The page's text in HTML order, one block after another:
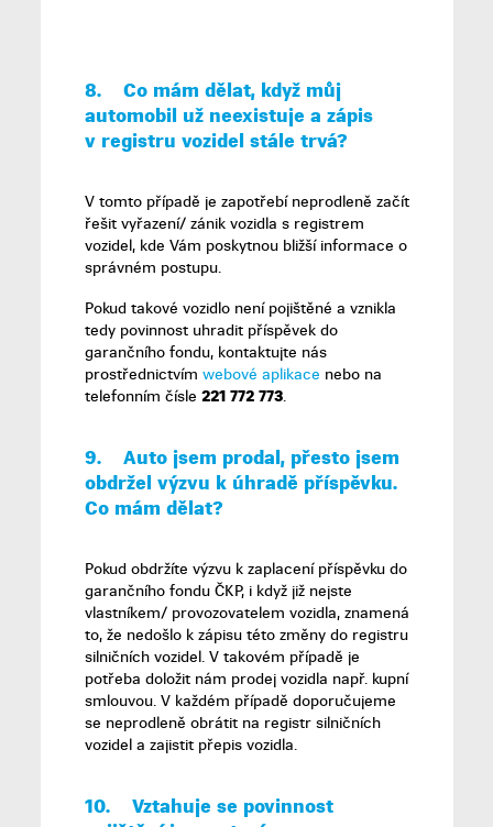
8. Co mám dělat, když můj
automobil už neexistuje a zápis
v registru vozidel stále trvá?
V tomto případě je zapotřebí neprodleně začít
řešit vyřazení/ zánik vozidla s registrem
vozidel, kde Vám poskytnou bližší informace o
správném postupu.
Pokud takové vozidlo není pojištěné a vznikla
tedy povinnost uhradit příspěvek do
garančního fondu, kontaktujte nás
prostřednictvím webové aplikace nebo na
telefonním čísle 221 772 773.
9. Auto jsem prodal, přesto jsem
obdržel výzvu k úhradě příspěvku.
Co mám dělat?
Pokud obdržíte výzvu k zaplacení příspěvku do
garančního fondu ČKP, i když již nejste
vlastníkem/ provozovatelem vozidla, znamená
to, že nedošlo k zápisu této změny do registru
silničních vozidel. V takovém případě je
potřeba doložit nám prodej vozidla např. kupní
smlouvou. V každém případě doporučujeme
se neprodleně obrátit na registr silničních
vozidel a zajistit přepis vozidla.
10. Vztahuje se povinnost